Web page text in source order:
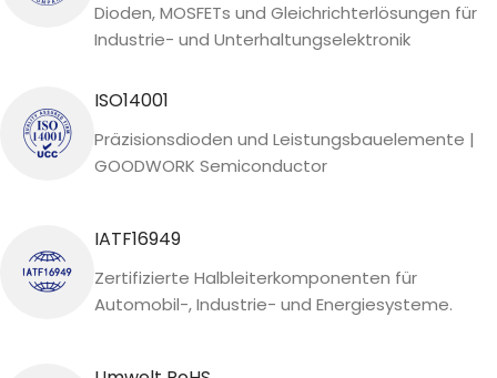
Dioden, MOSFETs und Gleichrichterlösungen für
Industrie- und Unterhaltungselektronik
ISO14001
Präzisionsdioden und Leistungsbauelemente |
GOODWORK Semiconductor
IATF16949
Zertifizierte Halbleiterkomponenten für
Automobil-, Industrie- und Energiesysteme.